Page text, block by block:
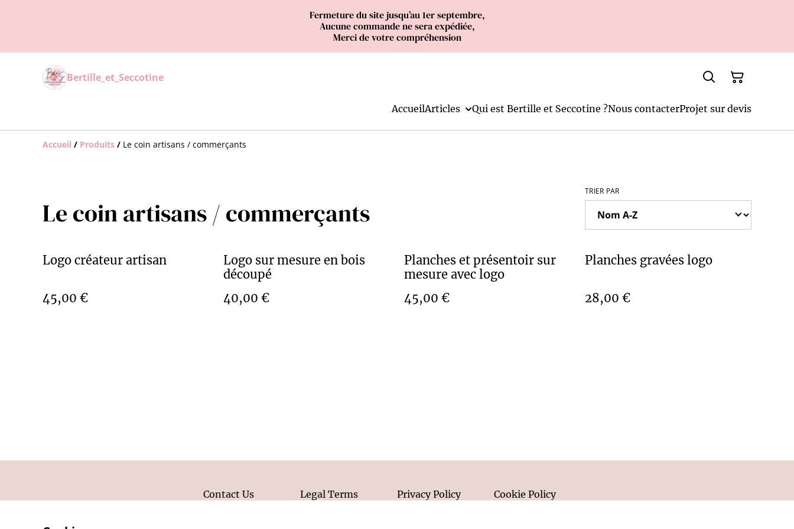
Fermeture du site jusqu’au 1er septembre,
Aucune commande ne sera expédiée,
Merci de votre compréhension
Bertille_et_Seccotine
AccueilArticles Qui est Bertille et Seccotine ?Nous contacterProjet sur devis
Accueil / Produits / Le coin artisans / commerçants
Le coin artisans / commerçants
TRIER PAR
Logo créateur artisan
45,00 €
Logo sur mesure en bois
découpé
40,00 €
Planches et présentoir sur
mesure avec logo
45,00 €
Planches gravées logo
28,00 €
Contact Us Legal Terms Privacy Policy Cookie Policy